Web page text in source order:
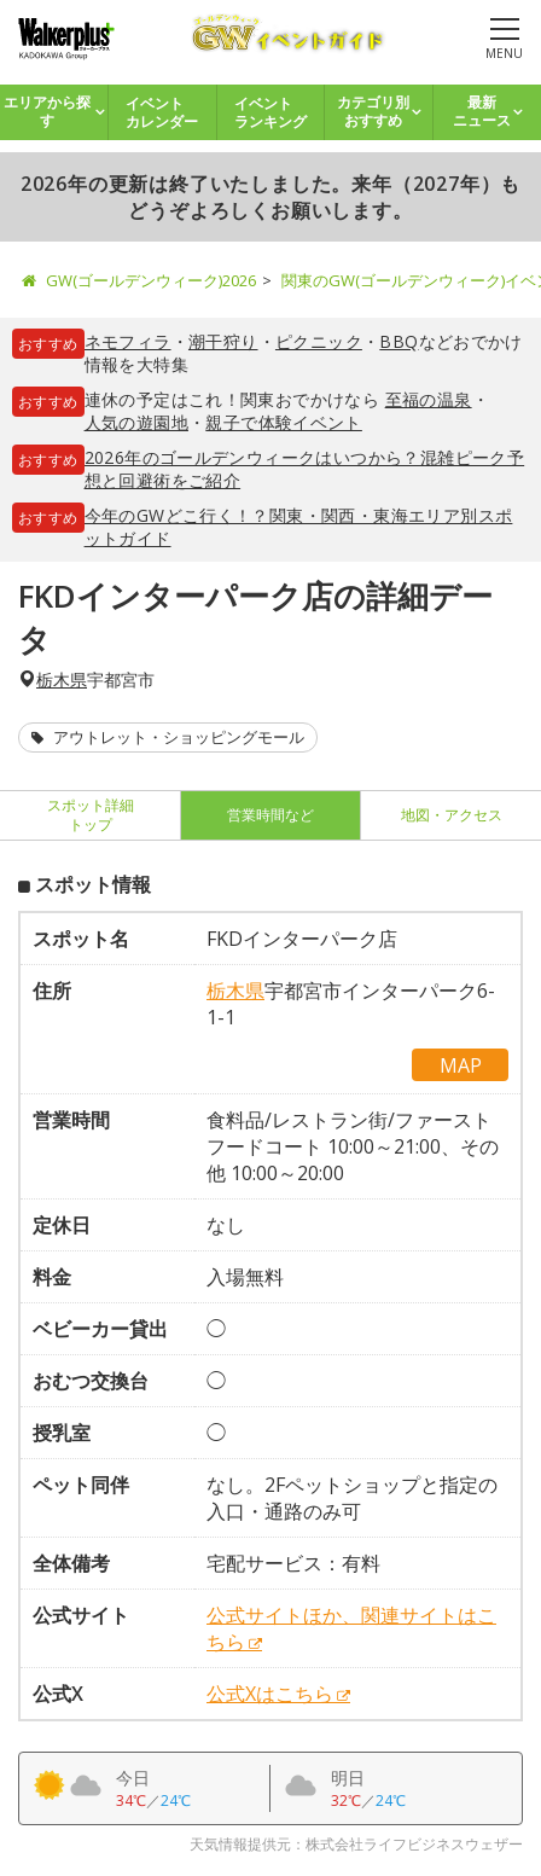
MENU
エリアから探
す
イベント
カレンダー
イベント
ランキング
カテゴリ別
おすすめ
最新
ニュース
2026年の更新は終了いたしました。来年（2027年）も
どうぞよろしくお願いします。
GW(ゴールデンウィーク)2026 関東のGW(ゴールデンウィーク)イ
おすすめ ネモフィラ ・ 潮干狩り ・ ピクニック ・ BBQなどおでかけ
情報を大特集
おすすめ 連休の予定はこれ！関東おでかけなら 至福の温泉 ・
人気の遊園地・親子で体験イベント
おすすめ 2026年のゴールデンウィークはいつから？混雑ピーク予
想と回避術をご紹介
おすすめ 今年のGWどこ行く！？関東・関西・東海エリア別スポ
ットガイド
FKDインターパーク店の詳細デー
タ
栃木県宇都宮市
アウトレット・ショッピングモール
スポット詳細
トップ
営業時間など 地図・アクセス
スポット情報
スポット名
FKDインターパーク店
住所
栃木県宇都宮市インターパーク6-
1-1
MAP
営業時間
食料品/レストラン街/ファースト
フードコート 10:00～21:00、その
他 10:00～20:00
定休日
なし
料金
入場無料
ベビーカー貸出
◯
おむつ交換台
◯
授乳室
◯
ペット同伴
なし。2Fペットショップと指定の
入口・通路のみ可
全体備考
宅配サービス：有料
公式サイト
公式サイトほか、関連サイトはこ
ちら
公式X
公式Xはこちら
今日
34℃／24℃
明日
32℃／24℃
天気情報提供元：株式会社ライフビジネスウェザー